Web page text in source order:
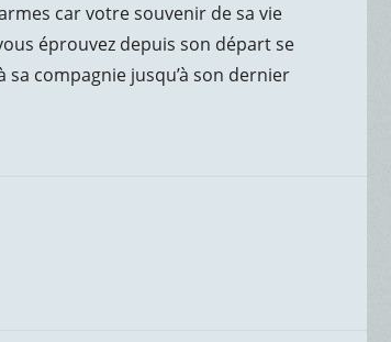
car votre souvenir de sa vie
éprouvez depuis son départ se
compagnie jusqu’à son dernier